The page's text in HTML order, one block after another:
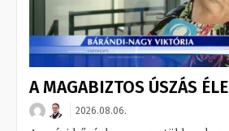
A MAGABIZTOS ÚSZÁS
2026.08.06.